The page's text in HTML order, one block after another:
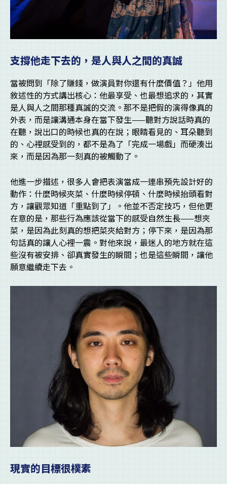
支撐他走下去的，是人與人之間的真誠
當被問到「除了賺錢，做演員對你還有什麼價值？」他用
敘述性的方式講出核心：他最享受、也最想追求的，其實
是人與人之間那種真誠的交流。那不是把假的演得像真的
外表，而是讓溝通本身在當下發生——聽對方說話時真的
在聽，說出口的時候也真的在說；眼睛看見的、耳朵聽到
的、心裡感受到的，都不是為了「完成一場戲」而硬湊出
來，而是因為那一刻真的被觸動了。
他進一步描述，很多人會把表演當成一連串預先設計好的
動作：什麼時候夾菜、什麼時候停頓、什麼時候抬頭看對
方，讓觀眾知道「重點到了」。他並不否定技巧，但他更
在意的是，那些行為應該從當下的感受自然生長——想夾
菜，是因為此刻真的想把菜夾給對方；停下來，是因為那
句話真的讓人心裡一震。對他來說，最迷人的地方就在這
些沒有被安排、卻真實發生的瞬間；也是這些瞬間，讓他
願意繼續走下去。
現實的目標很樸素